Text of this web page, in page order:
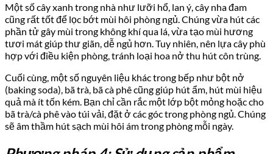
Một số cây xanh trong nhà như lưỡi hổ, lan ý, cây nha đam
cũng rất tốt để lọc bớt mùi hôi phòng ngủ. Chúng vừa hút các
phần tử gây mùi trong không khí qua lá, vừa tạo mùi hương
tươi mát giúp thư giãn, dễ ngủ hơn. Tuy nhiên, nên lựa cây phù
hợp với điều kiện phòng, tránh loại hoa nở thu hút côn trùng.
Cuối cùng, một số nguyên liệu khác trong bếp như bột nở
(baking soda), bã trà, bã cà phê cũng giúp hút ẩm, hút mùi hiệu
quả mà ít tốn kém. Bạn chỉ cần rắc một lớp bột mỏng hoặc cho
bã trà/cà phê vào túi vải, đặt ở các góc trong phòng ngủ. Chúng
sẽ âm thầm hút sạch mùi hôi ám trong phòng mỗi ngày.